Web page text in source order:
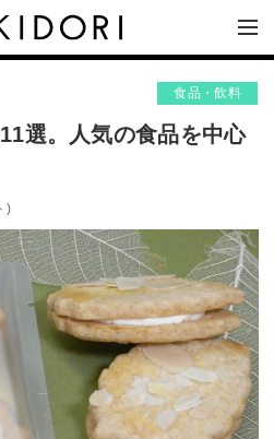
食品・飲料
選。人気の食品を中心
)